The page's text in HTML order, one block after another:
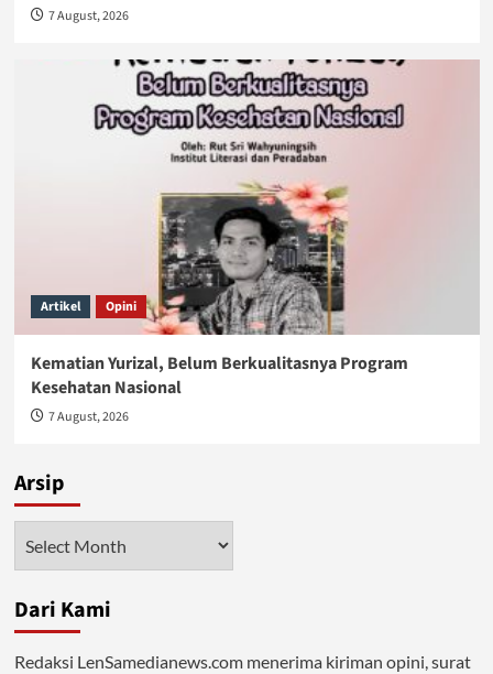
7 August, 2026
Artikel Opini
Kematian Yurizal, Belum Berkualitasnya Program
Kesehatan Nasional
7 August, 2026
Arsip
Dari Kami
Redaksi LenSamedianews.com menerima kiriman opini, surat